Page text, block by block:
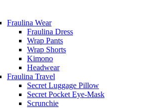
Fraulina Wear
Fraulina Dress
Wrap Pants
Wrap Shorts
Kimono
Headwear
Fraulina Travel
Secret Luggage Pillow
Secret Pocket Eye-Mask
Scrunchie